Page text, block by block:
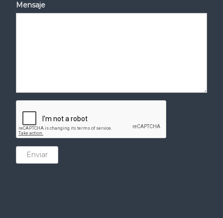
Mensaje
Enviar